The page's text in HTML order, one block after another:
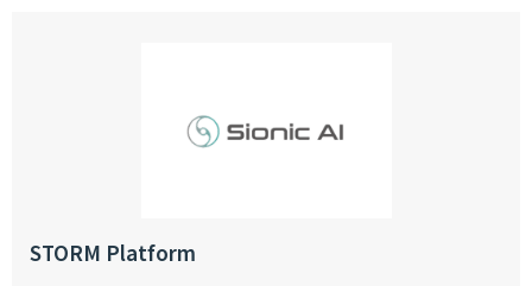
STORM Platform